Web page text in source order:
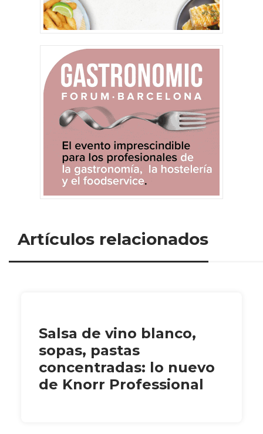
Artículos relacionados
Salsa de vino blanco,
sopas, pastas
concentradas: lo nuevo
de Knorr Professional